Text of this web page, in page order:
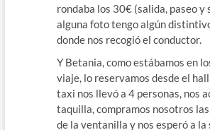
rondaba los 30€ (salida, paseo y
alguna foto tengo algún
donde nos recogió el conductor.
Y Betania, como estábamos en
viaje, lo reservamos desde el
taxi nos llevó a 4 personas, nos
taquilla, compramos nosotros
de la ventanilla y nos esperó a la